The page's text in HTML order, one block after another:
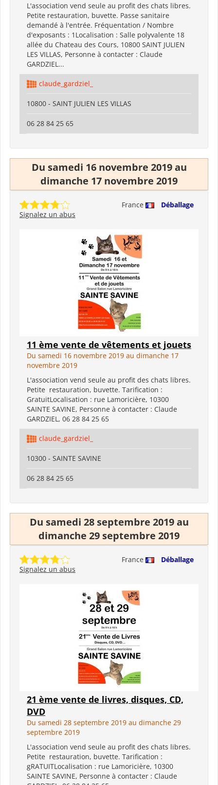
L'association vend seule au profit des chats libres.
Petite restauration, buvette. Passe sanitaire
demandé à l'entrée. Fréquentation / Nombre
d'exposants : 1Localisation : Salle polyvalente 18
allée du Chateau des Cours, 10800 SAINT JULIEN
LES VILLAS, Personne à contacter : Claude
GARDZIEL...
claude_gardziel_
10800 - SAINT JULIEN LES VILLAS
06 28 84 25 65
Du samedi 16 novembre 2019 au
dimanche 17 novembre 2019
France
Déballage
Signalez un abus
11 ème vente de vêtements et jouets
Du samedi 16 novembre 2019 au dimanche 17
novembre 2019
L'association vend seule au profit des chats libres.
Petite restauration, buvette. Tarification :
GratuitLocalisation : rue Lamoricière, 10300
SAINTE SAVINE, Personne à contacter : Claude
GARDZIEL, 06 28 84 25 65
claude_gardziel_
10300 - SAINTE SAVINE
06 28 84 25 65
Du samedi 28 septembre 2019 au
dimanche 29 septembre 2019
France
Déballage
Signalez un abus
21 ème vente de livres, disques, CD,
DVD
Du samedi 28 septembre 2019 au dimanche 29
septembre 2019
L'association vend seule au profit des chats libres.
Petite restauration, buvette. Tarification :
gRATUITLocalisation : rue Lamoricière, 10300
SAINTE SAVINE, Personne à contacter : Claude